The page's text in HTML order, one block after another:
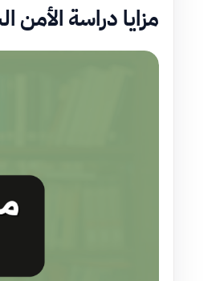
مزايا دراسة الأمن